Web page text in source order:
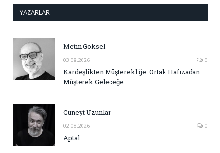
YAZARLAR
Metin Göksel
03.08.2026 0
Kardeşlikten Müşterekliğe: Ortak Hafızadan
Müşterek Geleceğe
Cüneyt Uzunlar
02.08.2026 0
Aptal